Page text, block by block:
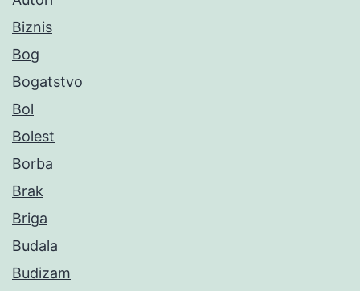
Biznis
Bog
Bogatstvo
Bol
Bolest
Borba
Brak
Briga
Budala
Budizam